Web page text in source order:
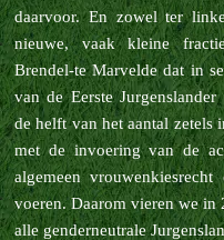
daarvoor. En zowel ter
nieuwe, vaak kleine
Brendel-te Marvelde dat in
vande Eerste
de helft van het aantal zetels
met de invoering van de
algemeen
voeren. Daarom vieren we
alle genderneutrale